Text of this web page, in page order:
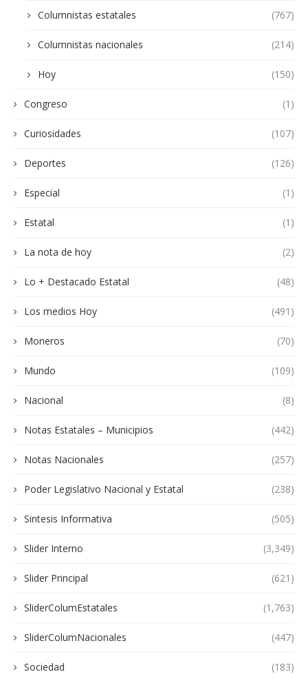
Columnistas estatales (767)
Columnistas nacionales (214)
Hoy (150)
Congreso (1)
Curiosidades (107)
Deportes (126)
Especial (1)
Estatal (1)
La nota de hoy (2)
Lo + Destacado Estatal (48)
Los medios Hoy (491)
Moneros (70)
Mundo (109)
Nacional (8)
Notas Estatales – Municipios (442)
Notas Nacionales (257)
Poder Legislativo Nacional y Estatal (238)
Sintesis Informativa (505)
Slider Interno (3,349)
Slider Principal (621)
SliderColumEstatales (1,763)
SliderColumNacionales (447)
Sociedad (183)